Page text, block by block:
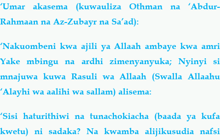
‘Umar akasema (kuwauliza Othman na ‘Abdur-
Rahmaan na Az-Zubayr na Sa’ad):
‘Nakuombeni kwa ajili ya Allaah ambaye kwa amri
Yake mbingu na ardhi zimenyanyuka; Nyinyi si
mnajuwa kuwa Rasuli wa Allaah (Swalla Allaahu
‘Alayhi wa aalihi wa sallam) alisema:
‘Sisi haturithiwi na tunachokiacha (baada ya kufa
kwetu) ni sadaka? Na kwamba alijikusudia nafsi